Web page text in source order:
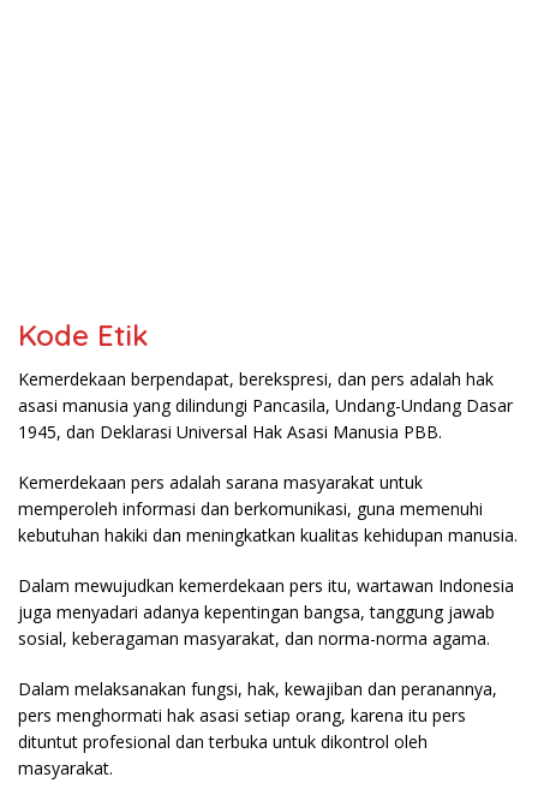
Kode Etik
Kemerdekaan berpendapat, berekspresi, dan pers adalah hak
asasi manusia yang dilindungi Pancasila, Undang-Undang Dasar
1945, dan Deklarasi Universal Hak Asasi Manusia PBB.
Kemerdekaan pers adalah sarana masyarakat untuk
memperoleh informasi dan berkomunikasi, guna memenuhi
kebutuhan hakiki dan meningkatkan kualitas kehidupan manusia.
Dalam mewujudkan kemerdekaan pers itu, wartawan Indonesia
juga menyadari adanya kepentingan bangsa, tanggung jawab
sosial, keberagaman masyarakat, dan norma-norma agama.
Dalam melaksanakan fungsi, hak, kewajiban dan peranannya,
pers menghormati hak asasi setiap orang, karena itu pers
dituntut profesional dan terbuka untuk dikontrol oleh
masyarakat.